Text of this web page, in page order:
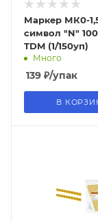
Маркер МК0-
символ "N"
TDM (1/150уп)
Много
139 ₽/упак
В